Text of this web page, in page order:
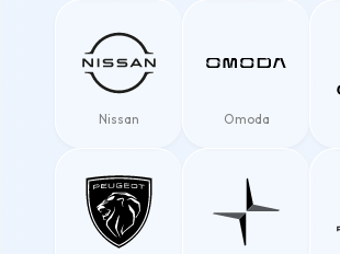
Nissan Omoda